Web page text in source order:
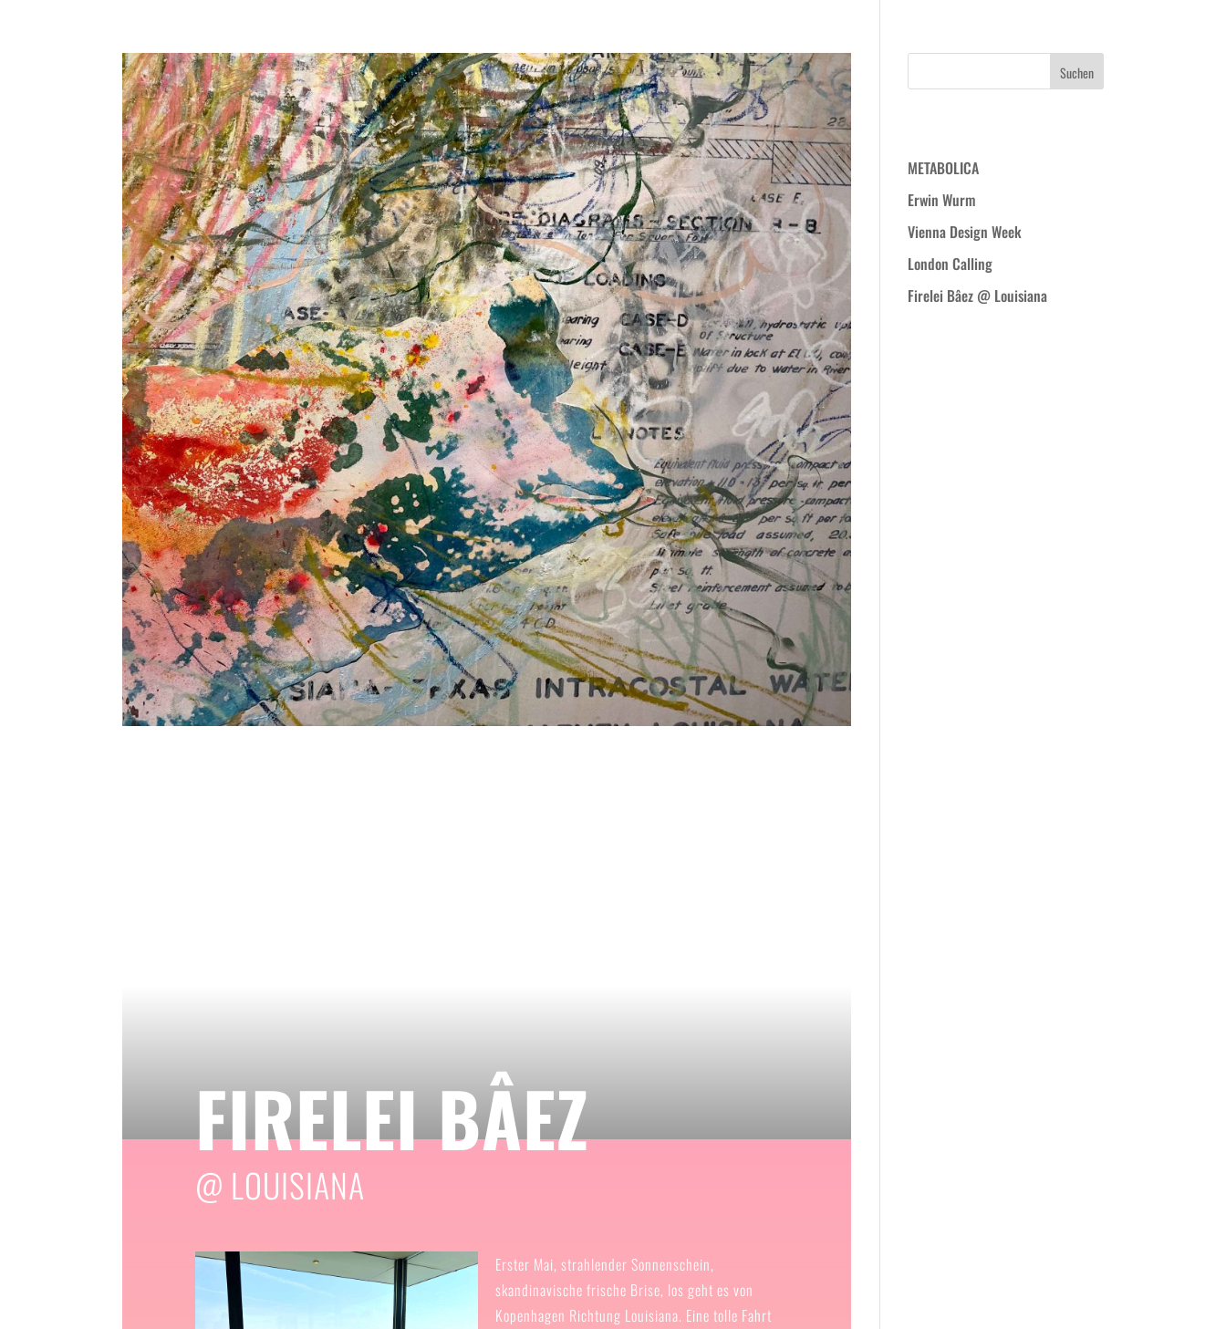
FIRELEI BÂEZ
@ LOUISIANA
Erster Mai, strahlender Sonnenschein,
skandinavische frische Brise, los geht es von
Kopenhagen Richtung Louisiana. Eine tolle Fahrt
METABOLICA
Erwin Wurm
Vienna Design Week
London Calling
Firelei Bâez @ Louisiana